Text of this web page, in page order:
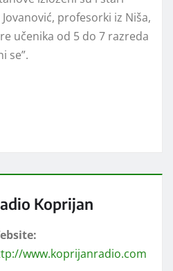
profesorki iz Niša,
učenika od 5 do 7 razreda
se”.
Koprijan
www.koprijanradio.com